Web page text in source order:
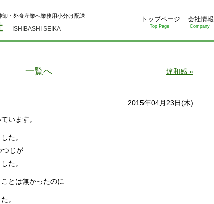
ISHIBASHI SEIKA
・外食産業へ業務用小分け配送 トップページ
Top Page
会社情報
Company
一覧へ 違和感 »
2015年04月23日(木)
います。
た。
つじが
た。
とは無かったのに
。